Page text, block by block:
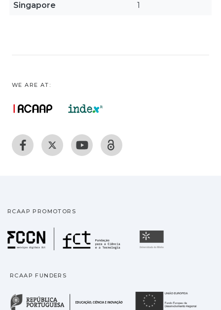
Singapore 1
WE ARE AT:
RCAAP PROMOTORS
Fundação para a
RCAAP FUNDERS
República Portuguesa